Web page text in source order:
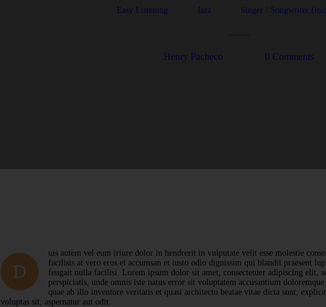
Easy Listening Jazz Singer / Songwriter
Henry Pacheco 0 Comments
D
uis autem vel eum iriure dolor in hendrerit in vulputate velit esse molestie
facilisis at vero eros et accumsan et iusto odio dignissim qui blandit praesent
feugait nulla facilisi. Lorem ipsum dolor sit amet, consectetuer adipiscing elit,
perspiciatis, unde omnis iste natus error sit voluptatem accusantium
quae ab illo inventore veritatis et quasi architecto beatae vitae dicta sunt,
voluptas sit, aspernatur aut odit.